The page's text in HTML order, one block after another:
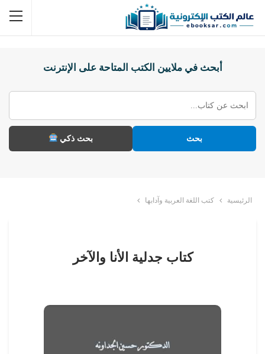
أبحث في ملايين الكتب المتاحة على الإنترنت
بحث بحث ذكي
الرئيسية كتب اللغة العربية وآدابها
كتاب جدلية الأنا والآخر